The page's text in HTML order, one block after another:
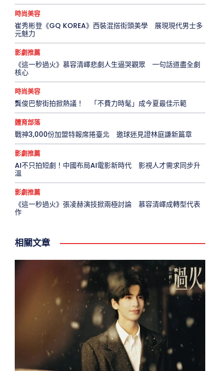
時尚美容
崔秀彬登《GQ KOREA》西裝混搭街頭美學 展現現代男士多
元魅力
影劇推薦
《這一秒過火》慕容清嶧悲劇人生逼哭觀眾 一句話道盡全劇
核心
時尚美容
龔俊巴黎街拍掀熱議！ 「不費力時髦」成今夏最佳示範
體育部落
戰神3,000份加盟特報席捲臺北 邀球迷見證林庭謙新篇章
影劇推薦
AI不只拍短劇！中國布局AI電影新時代 影視人才需求同步升
溫
影劇推薦
《這一秒過火》張凌赫演技掀兩極討論 慕容清嶧成轉型代表
作
相關文章